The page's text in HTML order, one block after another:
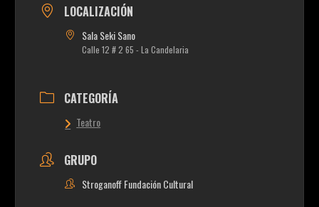
LOCALIZACIÓN
Sala Seki Sano
Calle 12 # 2 65 - La Candelaria
CATEGORÍA
Teatro
GRUPO
Stroganoff Fundación Cultural